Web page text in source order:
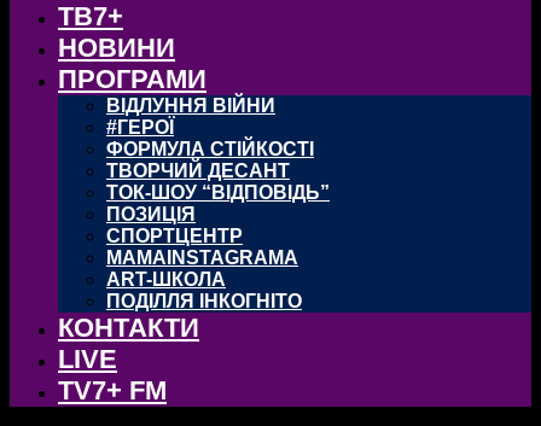
ТВ7+
НОВИНИ
ПРОГРАМИ
ВІДЛУННЯ ВІЙНИ
#ГЕРОЇ
ФОРМУЛА СТІЙКОСТІ
ТВОРЧИЙ ДЕСАНТ
ТОК-ШОУ “ВІДПОВІДЬ”
ПОЗИЦІЯ
СПОРТЦЕНТР
MAMAINSTAGRAMA
ART-ШКОЛА
ПОДІЛЛЯ ІНКОГНІТО
КОНТАКТИ
LIVE
TV7+ FM